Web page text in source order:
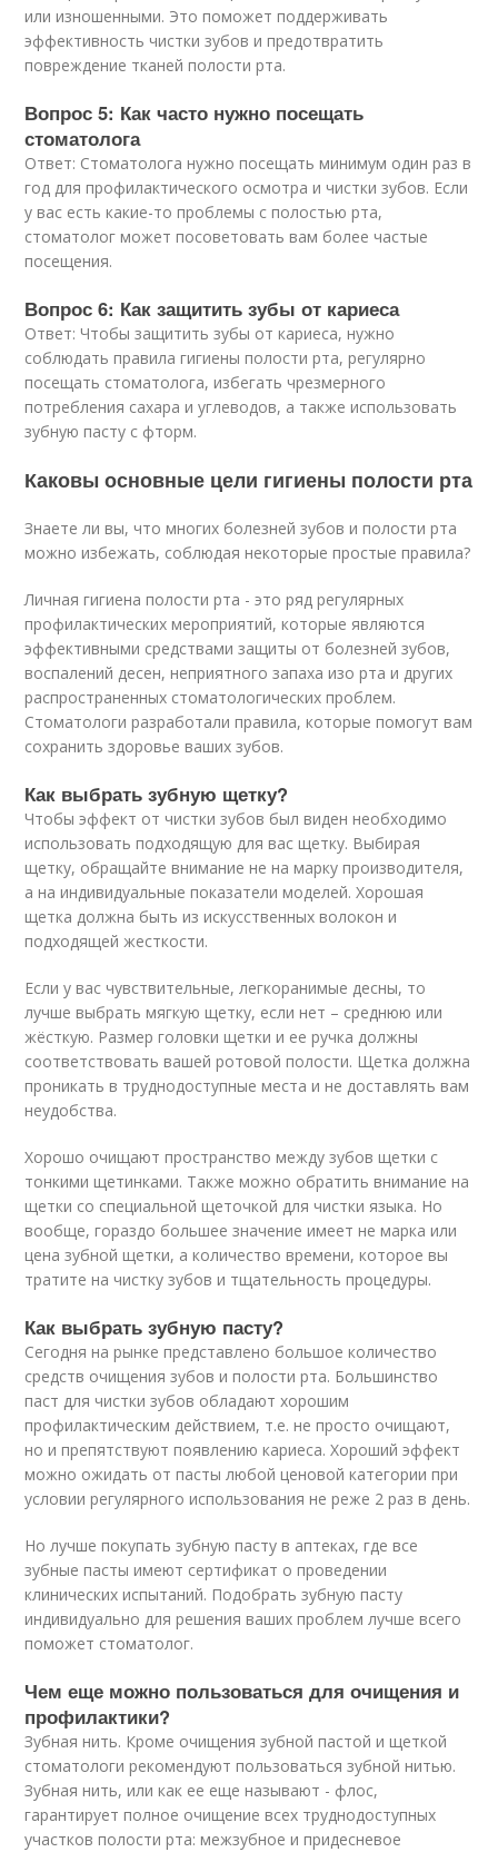
или изношенными. Это поможет поддерживать
эффективность чистки зубов и предотвратить
повреждение тканей полости рта.
Вопрос 5: Как часто нужно посещать
стоматолога
Ответ: Стоматолога нужно посещать минимум один раз в
год для профилактического осмотра и чистки зубов. Если
у вас есть какие-то проблемы с полостью рта,
стоматолог может посоветовать вам более частые
посещения.
Вопрос 6: Как защитить зубы от кариеса
Ответ: Чтобы защитить зубы от кариеса, нужно
соблюдать правила гигиены полости рта, регулярно
посещать стоматолога, избегать чрезмерного
потребления сахара и углеводов, а также использовать
зубную пасту с фторм.
Каковы основные цели гигиены полости рта
Знаете ли вы, что многих болезней зубов и полости рта
можно избежать, соблюдая некоторые простые правила?
Личная гигиена полости рта - это ряд регулярных
профилактических мероприятий, которые являются
эффективными средствами защиты от болезней зубов,
воспалений десен, неприятного запаха изо рта и других
распространенных стоматологических проблем.
Стоматологи разработали правила, которые помогут вам
сохранить здоровье ваших зубов.
Как выбрать зубную щетку?
Чтобы эффект от чистки зубов был виден необходимо
использовать подходящую для вас щетку. Выбирая
щетку, обращайте внимание не на марку производителя,
а на индивидуальные показатели моделей. Хорошая
щетка должна быть из искусственных волокон и
подходящей жесткости.
Если у вас чувствительные, легкоранимые десны, то
лучше выбрать мягкую щетку, если нет – среднюю или
жёсткую. Размер головки щетки и ее ручка должны
соответствовать вашей ротовой полости. Щетка должна
проникать в труднодоступные места и не доставлять вам
неудобства.
Хорошо очищают пространство между зубов щетки с
тонкими щетинками. Также можно обратить внимание на
щетки со специальной щеточкой для чистки языка. Но
вообще, гораздо большее значение имеет не марка или
цена зубной щетки, а количество времени, которое вы
тратите на чистку зубов и тщательность процедуры.
Как выбрать зубную пасту?
Сегодня на рынке представлено большое количество
средств очищения зубов и полости рта. Большинство
паст для чистки зубов обладают хорошим
профилактическим действием, т.е. не просто очищают,
но и препятствуют появлению кариеса. Хороший эффект
можно ожидать от пасты любой ценовой категории при
условии регулярного использования не реже 2 раз в день.
Но лучше покупать зубную пасту в аптеках, где все
зубные пасты имеют сертификат о проведении
клинических испытаний. Подобрать зубную пасту
индивидуально для решения ваших проблем лучше всего
поможет стоматолог.
Чем еще можно пользоваться для очищения и
профилактики?
Зубная нить. Кроме очищения зубной пастой и щеткой
стоматологи рекомендуют пользоваться зубной нитью.
Зубная нить, или как ее еще называют - флос,
гарантирует полное очищение всех труднодоступных
участков полости рта: межзубное и придесневое